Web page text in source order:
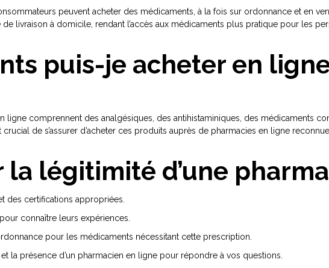
peuvent acheter des médicaments, à la fois sur ordonnance et en
livraison à domicile, rendant l’accès aux médicaments plus pratique pour les
puis-je acheter en
ligne comprennent des analgésiques, des antihistaminiques, des médicaments
de s’assurer d’acheter ces produits auprès de pharmacies en ligne
légitimité d’une
des certifications appropriées.
connaître leurs expériences.
pour les médicaments nécessitant cette prescription.
la présence d’un pharmacien en ligne pour répondre à vos questions.